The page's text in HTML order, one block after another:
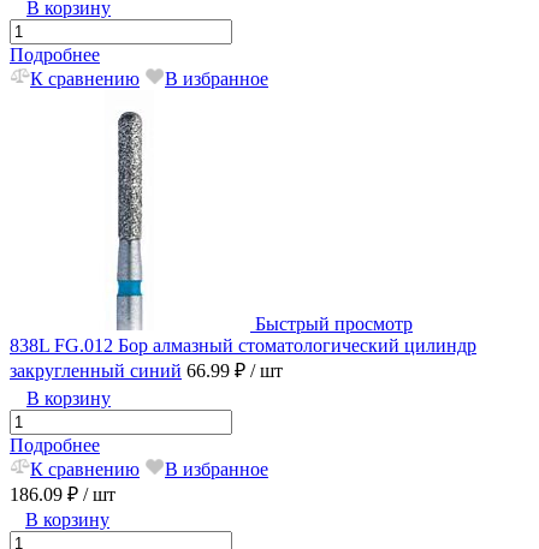
В корзину
Подробнее
К сравнению
В избранное
Быстрый просмотр
838L FG.012 Бор алмазный стоматологический цилиндр
закругленный синий 66.99 ₽ / шт
В корзину
Подробнее
К сравнению
В избранное
186.09 ₽ / шт
В корзину